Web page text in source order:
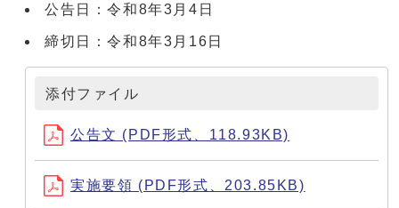
公告日：令和8年3月4日
締切日：令和8年3月16日
添付ファイル
公告文 (PDF形式、118.93KB)
実施要領 (PDF形式、203.85KB)